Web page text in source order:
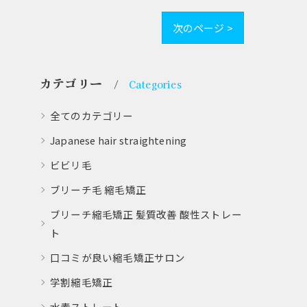
次のページ >
カテゴリー Categories
全てのカテゴリー
Japanese hair straightening
ビビリ毛
ブリーチ毛 縮毛矯正
ブリーチ縮毛矯正 髪質改善 酸性ストレー
ト
口コミが良い縮毛矯正サロン
学割縮毛矯正